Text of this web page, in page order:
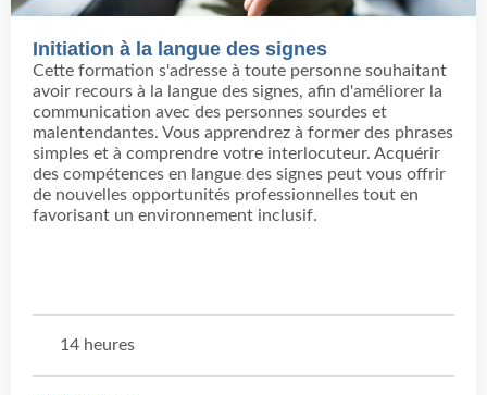
Initiation à la langue des signes
Cette formation s'adresse à toute personne souhaitant
avoir recours à la langue des signes, afin d'améliorer la
communication avec des personnes sourdes et
malentendantes. Vous apprendrez à former des phrases
simples et à comprendre votre interlocuteur. Acquérir
des compétences en langue des signes peut vous offrir
de nouvelles opportunités professionnelles tout en
favorisant un environnement inclusif.
14 heures